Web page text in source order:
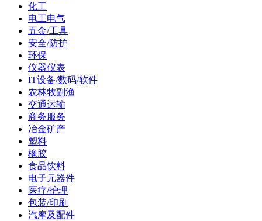
化工
电工电气
五金/工具
安全/防护
环保
仪器仪表
IT设备/数码/软件
农林牧副渔
交通运输
商务服务
冶金矿产
塑料
橡胶
食品饮料
电子元器件
医疗/护理
包装/印刷
汽摩及配件